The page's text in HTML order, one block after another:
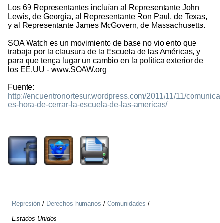
Los 69 Representantes incluían al Representante John
Lewis, de Georgia, al Representante Ron Paul, de Texas,
y al Representante James McGovern, de Massachusetts.
SOA Watch es un movimiento de base no violento que
trabaja por la clausura de la Escuela de las Américas, y
para que tenga lugar un cambio en la política exterior de
los EE.UU - www.SOAW.org
Fuente:
http://encuentronortesur.wordpress.com/2011/11/11/
es-hora-de-cerrar-la-escuela-de-las-americas/
Represión / Derechos humanos / Comunidades /
Estados Unidos